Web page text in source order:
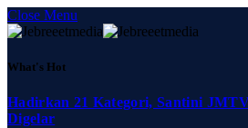
Close Menu
What's Hot
Hadirkan 21 Kategori, Santini
Digelar